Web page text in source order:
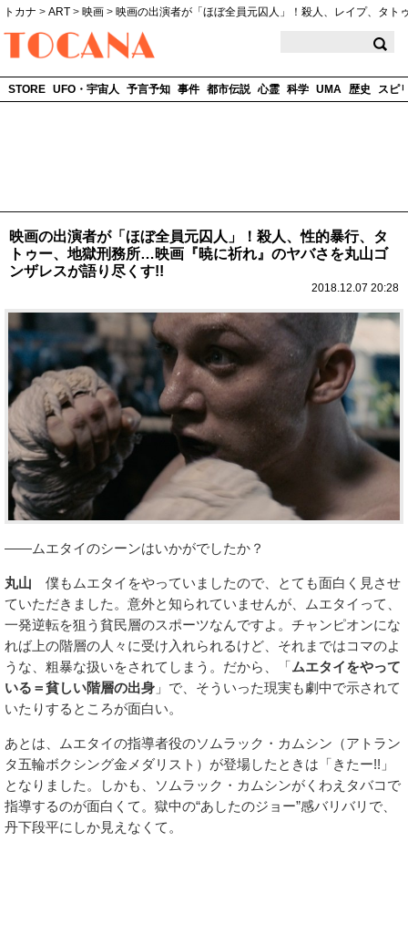
トカナ > ART > 映画 > 映画の出演者が「ほぼ全員元囚人」！殺人、レイプ、タト
STORE UFO・宇宙人 予言予知 事件 都市伝説 心霊 科学 UMA 歴史 スピ
映画の出演者が「ほぼ全員元囚人」！殺人、性的暴行、タ
トゥー、地獄刑務所…映画『暁に祈れ』のヤバさを丸山ゴ
ンザレスが語り尽くす!!
2018.12.07 20:28
――ムエタイのシーンはいかがでしたか？
丸山 僕もムエタイをやっていましたので、とても面白く見させ
ていただきました。意外と知られていませんが、ムエタイって、
一発逆転を狙う貧民層のスポーツなんですよ。チャンピオンにな
れば上の階層の人々に受け入れられるけど、それまではコマのよ
うな、粗暴な扱いをされてしまう。だから、「ムエタイをやって
いる＝貧しい階層の出身 」で、そういった現実も劇中で示されて
いたりするところが面白い。
あとは、ムエタイの指導者役のソムラック・カムシン（アトラン
タ五輪ボクシング金メダリスト）が登場したときは「きたー!!」
となりました。しかも、ソムラック・カムシンがくわえタバコで
指導するのが面白くて。獄中の“あしたのジョー”感バリバリで、
丹下段平にしか見えなくて。